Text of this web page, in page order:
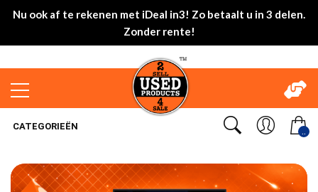
Nu ook af te rekenen met iDeal in3! Zo betaalt u in 3 delen.
Zonder rente!
..
CATEGORIEËN